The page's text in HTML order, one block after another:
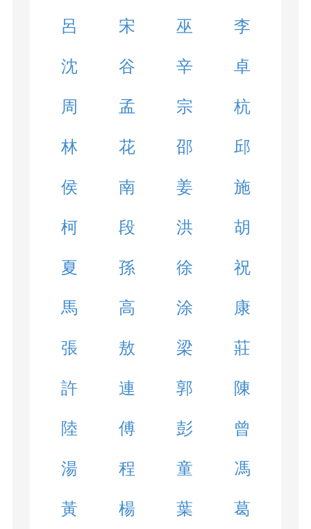
呂 宋 巫 李
沈 谷 辛 卓
周 孟 宗 杭
林 花 邵 邱
侯 南 姜 施
柯 段 洪 胡
夏 孫 徐 祝
馬 高 涂 康
張 敖 梁 莊
許 連 郭 陳
陸 傅 彭 曾
湯 程 童 馮
黃 楊 葉 葛